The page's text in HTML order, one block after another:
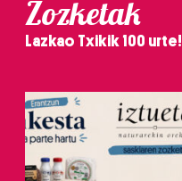
Zozketak
Lazkao Txikik 100 urte!